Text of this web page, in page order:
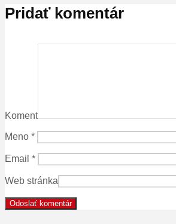
Pridať komentár
Koment
Meno *
Email *
Web stránka